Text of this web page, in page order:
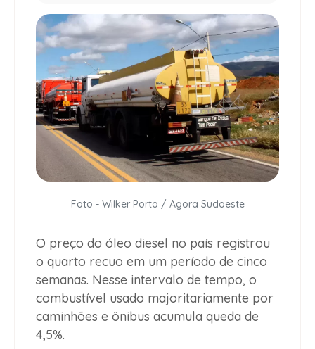
Foto - Wilker Porto / Agora Sudoeste
O preço do óleo diesel no país registrou
o quarto recuo em um período de cinco
semanas. Nesse intervalo de tempo, o
combustível usado majoritariamente por
caminhões e ônibus acumula queda de
4,5%.